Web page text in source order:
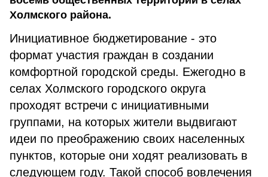
Холмского района.
Инициативное бюджетирование - это
формат участия граждан в создании
комфортной городской среды. Ежегодно в
селах Холмского городского округа
проходят встречи с инициативными
группами, на которых жители выдвигают
идеи по преображению своих населенных
пунктов, которые они ходят реализовать в
следующем году. Такой способ вовлечения